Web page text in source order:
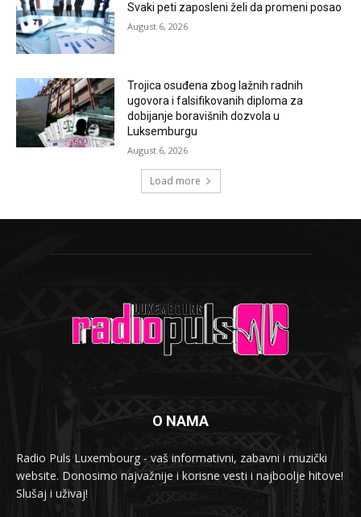
Svaki peti zaposleni želi da promeni posao
August 6, 2026
Trojica osuđena zbog lažnih radnih
ugovora i falsifikovanih diploma za
dobijanje boravišnih dozvola u
Luksemburgu
August 6, 2026
Load more
O NAMA
Radio Puls Luxembourg - vaš informativni, zabavni i muzički
website. Donosimo najvažnije i korisne vesti i najboolje hitove!
Slušaj i uživaj!